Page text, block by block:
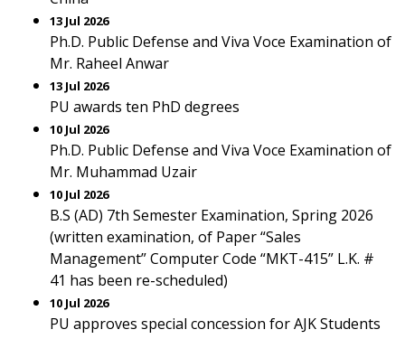
13 Jul 2026
Ph.D. Public Defense and Viva Voce Examination of
Mr. Raheel Anwar
13 Jul 2026
PU awards ten PhD degrees
10 Jul 2026
Ph.D. Public Defense and Viva Voce Examination of
Mr. Muhammad Uzair
10 Jul 2026
B.S (AD) 7th Semester Examination, Spring 2026
(written examination, of Paper “Sales
Management” Computer Code “MKT-415” L.K. #
41 has been re-scheduled)
10 Jul 2026
PU approves special concession for AJK Students